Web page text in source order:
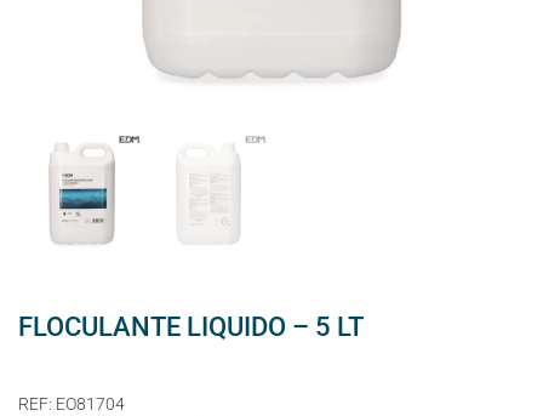
FLOCULANTE LIQUIDO – 5 LT
REF: EO81704